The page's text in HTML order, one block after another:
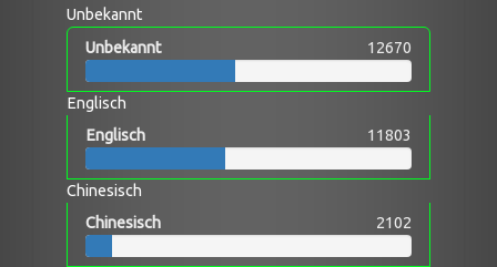
Unbekannt
Unbekannt
12670
Englisch
Englisch
11803
Chinesisch
Chinesisch
2102